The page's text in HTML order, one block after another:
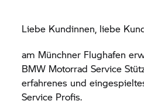
Liebe Kundinnen, liebe
am Münchner Flughafen
BMW Motorrad Service
erfahrenes und
Service Profis.